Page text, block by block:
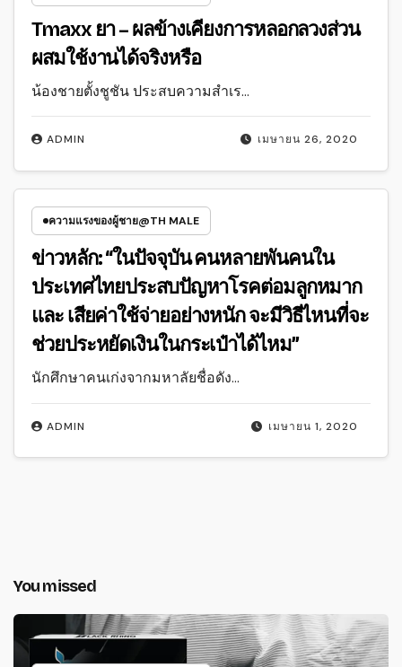
Tmaxx ยา – ผลข้างเคียงการหลอกลวงส่วน
ผสมใช้งานได้จริงหรือ
เมษายน 26, 2020
ADMIN
น้องชายตั้งชูชัน ประสบความสำเร…
ความแรงของผู้ชาย@TH MALE
ข่าวหลัก: “ในปัจจุบัน คนหลายพันคนใน
ประเทศไทยประสบปัญหาโรคต่อมลูกหมาก
และ เสียค่าใช้จ่ายอย่างหนัก จะมีวิธีไหนที่จะ
ช่วยประหยัดเงินในกระเป๋าได้ไหม”
เมษายน 1, 2020
ADMIN
นักศึกษาคนเก่งจากมหาลัยชื่อดัง…
You missed